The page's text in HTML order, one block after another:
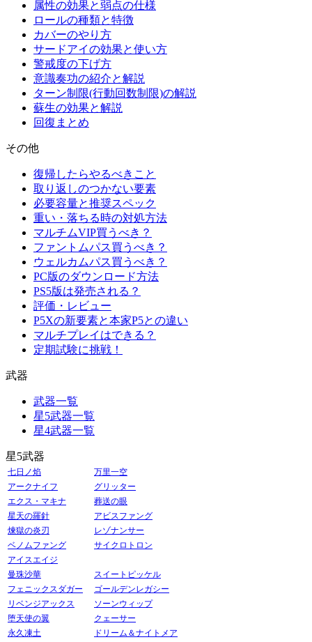
属性の効果と弱点の仕様
ロールの種類と特徴
カバーのやり方
サードアイの効果と使い方
警戒度の下げ方
意識奏功の紹介と解説
ターン制限(行動回数制限)の解説
蘇生の効果と解説
回復まとめ
その他
復帰したらやるべきこと
取り返しのつかない要素
必要容量と推奨スペック
重い・落ちる時の対処方法
マルチムVIP買うべき？
ファントムパス買うべき？
ウェルカムパス買うべき？
PC版のダウンロード方法
PS5版は発売される？
評価・レビュー
P5Xの新要素と本家P5との違い
マルチプレイはできる？
定期試験に挑戦！
武器
武器一覧
星5武器一覧
星4武器一覧
星5武器
七日ノ焰
万里一空
アークナイフ
グリッター
エクス・マキナ
葬送の眼
星天の羅針
アビスファング
煉獄の炎刃
レゾナンサー
ベノムファング
サイクロトロン
アイスエイジ
曼珠沙華
スイートピッケル
フェニックスダガー
ゴールデンレガシー
リベンジアックス
ソーンウィップ
堕天使の翼
クェーサー
永久凍土
ドリーム＆ナイトメア